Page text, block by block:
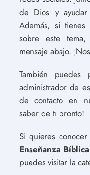
de Dios y
Además, si
sobre este
mensaje abajo.
También
administrador de
de contacto en
saber de ti pronto!
Si quieres
Enseñanza
puedes visitar la